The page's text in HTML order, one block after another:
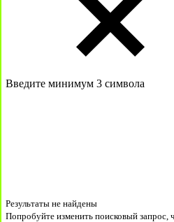
Введите минимум 3 символа
Результаты не найдены
Попробуйте изменить поисковый запрос,